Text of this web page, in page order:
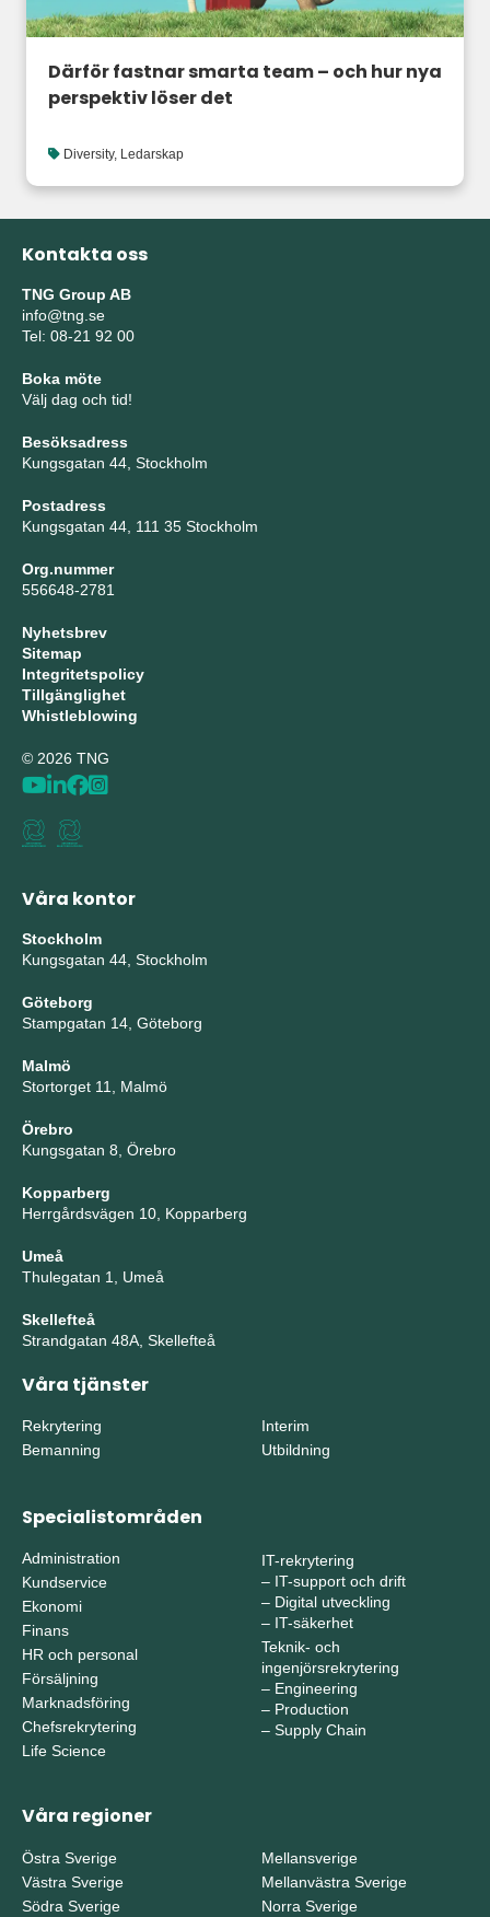
Därför fastnar smarta team – och hur nya
perspektiv löser det
Diversity, Ledarskap
Kontakta oss
TNG Group AB
info@tng.se
Tel: 08-21 92 00
Boka möte
Välj dag och tid!
Besöksadress
Kungsgatan 44, Stockholm
Postadress
Kungsgatan 44, 111 35 Stockholm
Org.nummer
556648-2781
Nyhetsbrev
Sitemap
Integritetspolicy
Tillgänglighet
Whistleblowing
© 2026 TNG
Våra kontor
Stockholm
Kungsgatan 44, Stockholm
Göteborg
Stampgatan 14, Göteborg
Malmö
Stortorget 11, Malmö
Örebro
Kungsgatan 8, Örebro
Kopparberg
Herrgårdsvägen 10, Kopparberg
Umeå
Thulegatan 1, Umeå
Skellefteå
Strandgatan 48A, Skellefteå
Våra tjänster
Rekrytering
Bemanning
Interim
Utbildning
Specialistområden
Administration
Kundservice
Ekonomi
Finans
HR och personal
Försäljning
Marknadsföring
Chefsrekrytering
Life Science
IT-rekrytering
– IT-support och drift
– Digital utveckling
– IT-säkerhet
Teknik- och
ingenjörsrekrytering
– Engineering
– Production
– Supply Chain
Våra regioner
Östra Sverige
Västra Sverige
Södra Sverige
Mellansverige
Mellanvästra Sverige
Norra Sverige